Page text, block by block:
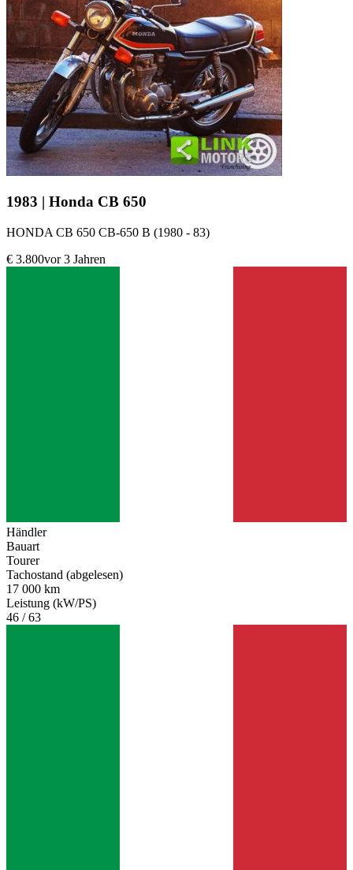
1983 | Honda CB 650
HONDA CB 650 CB-650 B (1980 - 83)
€ 3.800vor 3 Jahren
Händler
Bauart
Tourer
Tachostand (abgelesen)
17 000 km
Leistung (kW/PS)
46 / 63